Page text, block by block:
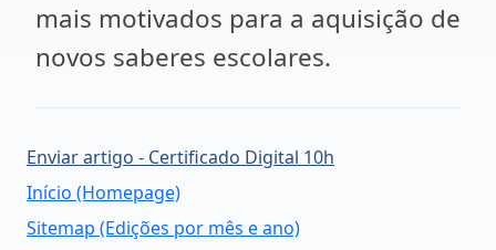
mais motivados para a aquisição de
novos saberes escolares.
Enviar artigo - Certificado Digital 10h
Início (Homepage)
Sitemap (Edições por mês e ano)